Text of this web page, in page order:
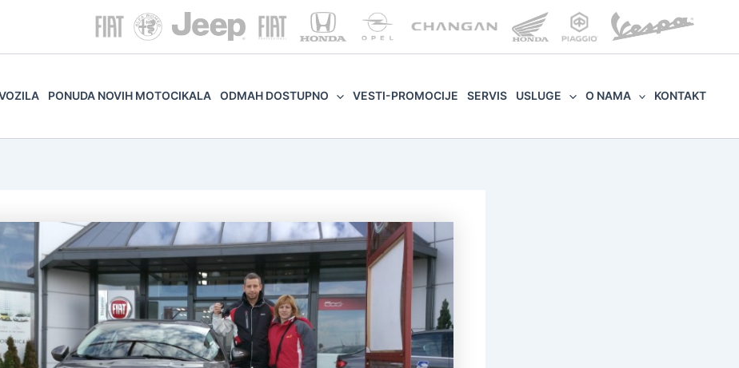
PONUDA NOVIH MOTOCIKALA ODMAH DOSTUPNO VESTI-PROMOCIJE SERVIS USLUGE O NAMA KONTAKT